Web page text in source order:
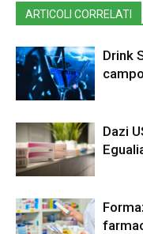
ARTICOLI CORRELATI
Drink
Dazi